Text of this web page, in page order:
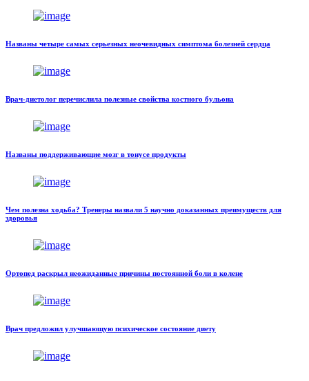
Названы четыре самых серьезных неочевидных симптома болезней сердца
Врач-диетолог перечислила полезные свойства костного бульона
Названы поддерживающие мозг в тонусе продукты
Чем полезна ходьба? Тренеры назвали 5 научно доказанных преимуществ для
здоровья
Ортопед раскрыл неожиданные причины постоянной боли в колене
Врач предложил улучшающую психическое состояние диету